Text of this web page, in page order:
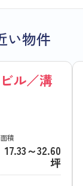
い物件
ル／溝
面積
17.33～32.60
坪